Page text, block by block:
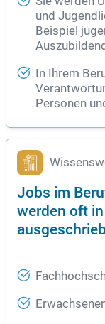
und
Beispiel
In Ihrem
Personen
Jobs im
werden oft